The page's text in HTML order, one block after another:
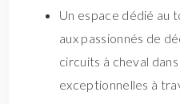
Un espace dédié au
aux passionnés de
circuits à cheval
exceptionnelles à